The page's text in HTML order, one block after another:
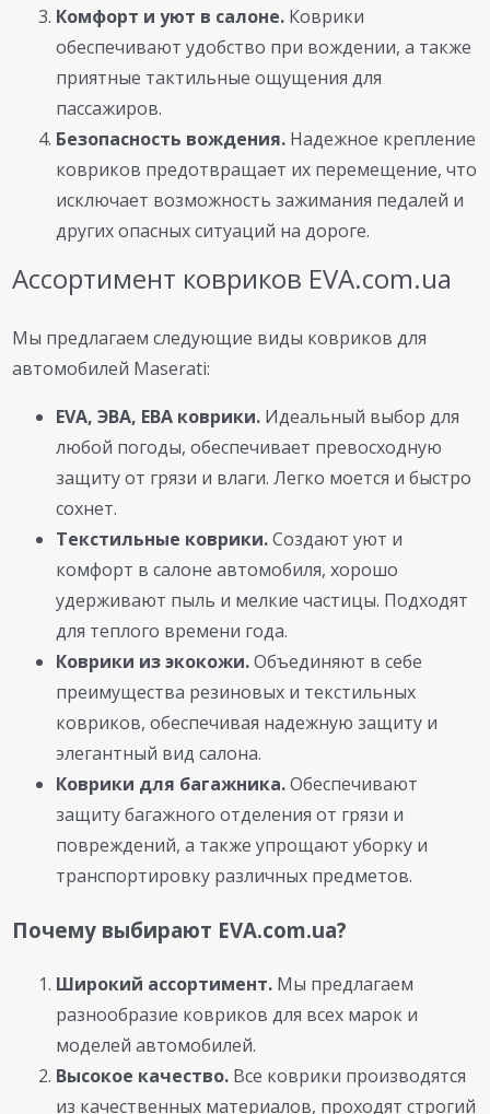
Комфорт и уют в салоне. Коврики
обеспечивают удобство при вождении, а также
приятные тактильные ощущения для
пассажиров.
Безопасность вождения. Надежное крепление
ковриков предотвращает их перемещение, что
исключает возможность зажимания педалей и
других опасных ситуаций на дороге.
Ассортимент ковриков EVA.com.ua
Мы предлагаем следующие виды ковриков для
автомобилей Maserati:
EVA, ЭВА, ЕВА коврики. Идеальный выбор для
любой погоды, обеспечивает превосходную
защиту от грязи и влаги. Легко моется и быстро
сохнет.
Текстильные коврики.Создают уют и
комфорт в салоне автомобиля, хорошо
удерживают пыль и мелкие частицы. Подходят
для теплого времени года.
Коврики из экокожи.Объединяют в себе
преимущества резиновых и текстильных
ковриков, обеспечивая надежную защиту и
элегантный вид салона.
Коврики для багажника.Обеспечивают
защиту багажного отделения от грязи и
повреждений, а также упрощают уборку и
транспортировку различных предметов.
Почему выбирают EVA.com.ua?
Широкий ассортимент. Мы предлагаем
разнообразие ковриков для всех марок и
моделей автомобилей.
Высокое качество. Все коврики производятся
из качественных материалов, проходят строгий